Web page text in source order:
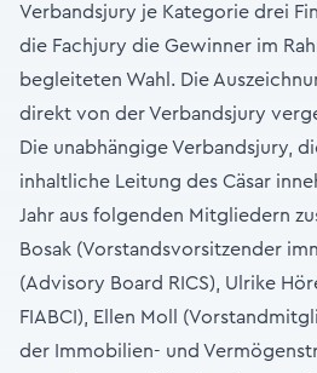
Verbandsjury je Kategorie drei
die Fachjury die Gewinner im
begleiteten Wahl. Die
direkt von der Verbandsjury
Die unabhängige Verbandsjury,
inhaltliche Leitung des Cäsar
Jahr aus folgenden Mitgliedern
Bosak (Vorstandsvorsitzender
(Advisory Board RICS), Ulrike
FIABCI), Ellen Moll
der Immobilien- und